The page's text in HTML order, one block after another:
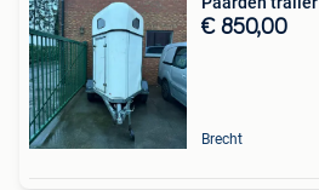
€ 850,00
Brecht